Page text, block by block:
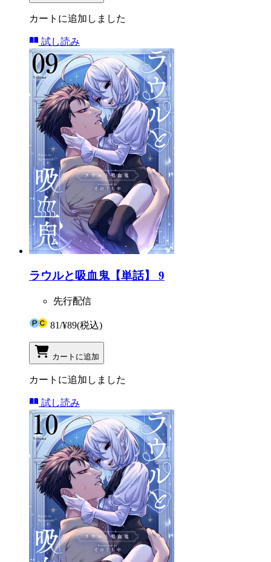
カートに追加しました
試し読み
ラウルと吸血鬼【単話】 9
先行配信
81/¥89(税込)
カートに追加
カートに追加しました
試し読み